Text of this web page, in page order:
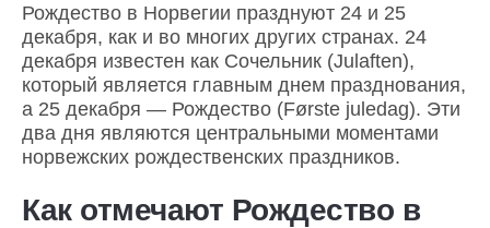
Рождество в Норвегии празднуют 24 и 25
декабря, как и во многих других странах. 24
декабря известен как Сочельник (Julaften),
который является главным днем празднования,
а 25 декабря — Рождество (Første juledag). Эти
два дня являются центральными моментами
норвежских рождественских праздников.
Как отмечают Рождество в